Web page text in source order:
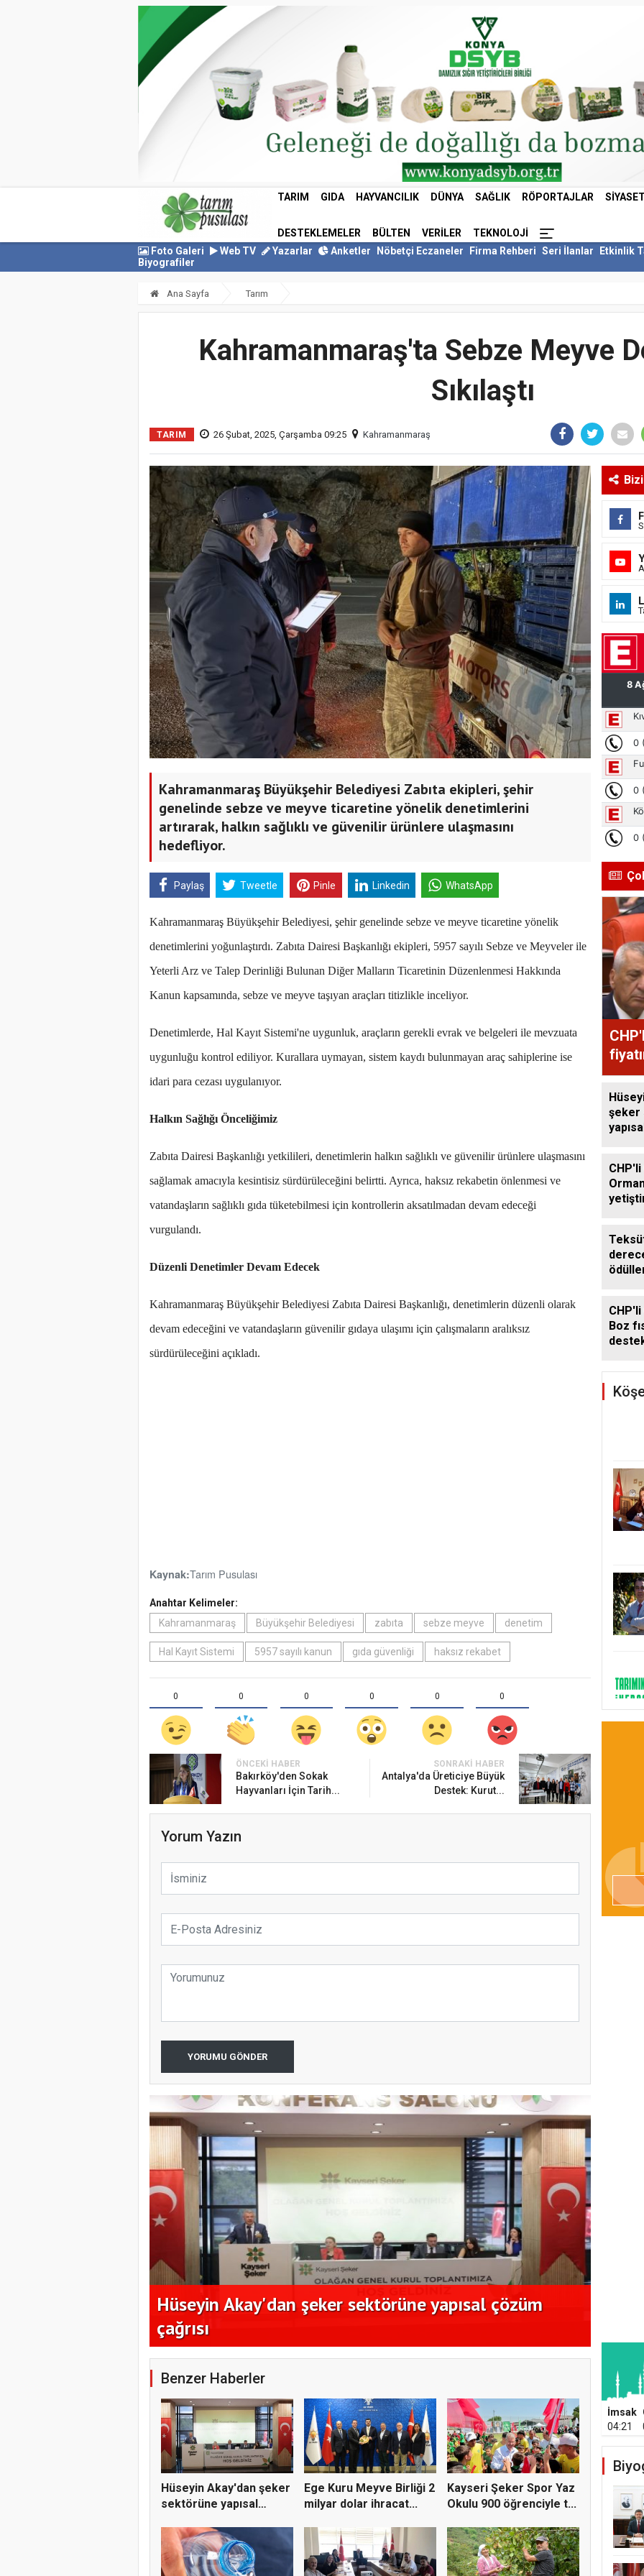
TARIM GIDA HAYVANCILIK DÜNYA SAĞLIK RÖPORTAJLAR SIYASET
DESTEKLEMELER BÜLTEN VERILER
TEKNOLOJI
Foto Galeri
Web TV Yazarlar Anketler Nöbetçi Eczaneler Firma Rehberi Seri İlanlar
Etkinlik
Biyografiler
Ana Sayfa Tarım
Kahramanmaraş'ta Sebze Meyve
Sıkılaştı
TARIM 26 Şubat, 2025, Çarşamba 09:25 Kahramanmaraş
Kahramanmaraş Büyükşehir Belediyesi Zabıta ekipleri, şehir
genelinde sebze ve meyve ticaretine yönelik denetimlerini
artırarak, halkın sağlıklı ve güvenilir ürünlere ulaşmasını
hedefliyor.
Paylaş Tweetle Pinle Linkedin WhatsApp
Kahramanmaraş Büyükşehir Belediyesi, şehir genelinde sebze ve meyve ticaretine yönelik
denetimlerini yoğunlaştırdı. Zabıta Dairesi Başkanlığı ekipleri, 5957 sayılı Sebze ve Meyveler ile
Yeterli Arz ve Talep Derinliği Bulunan Diğer Malların Ticaretinin Düzenlenmesi Hakkında
Kanun kapsamında, sebze ve meyve taşıyan araçları titizlikle inceliyor.
Denetimlerde, Hal Kayıt Sistemi'ne uygunluk, araçların gerekli evrak ve belgeleri ile mevzuata
uygunluğu kontrol ediliyor. Kurallara uymayan, sistem kaydı bulunmayan araç sahiplerine ise
idari para cezası uygulanıyor.
Halkın Sağlığı Önceliğimiz
Zabıta Dairesi Başkanlığı yetkilileri, denetimlerin halkın sağlıklı ve güvenilir ürünlere ulaşmasını
sağlamak amacıyla kesintisiz sürdürüleceğini belirtti. Ayrıca, haksız rekabetin önlenmesi ve
vatandaşların sağlıklı gıda tüketebilmesi için kontrollerin aksatılmadan devam edeceği
vurgulandı.
Düzenli Denetimler Devam Edecek
Kahramanmaraş Büyükşehir Belediyesi Zabıta Dairesi Başkanlığı, denetimlerin düzenli olarak
devam edeceğini ve vatandaşların güvenilir gıdaya ulaşımı için çalışmaların aralıksız
sürdürüleceğini açıkladı.
Kaynak:Tarım Pusulası
Anahtar Kelimeler:
Kahramanmaraş
Büyükşehir Belediyesi zabıta sebze meyve denetim
Hal Kayıt Sistemi 5957 sayılı kanun gıda güvenliği haksız rekabet
0 0 0 0 0 0
ÖNCEKI HABER
Bakırköy'den Sokak
Hayvanları İçin Tarih...
SONRAKI HABER
Antalya'da Üreticiye Büyük
Destek: Kurut...
Yorum Yazın
YORUMU GÖNDER
Hüseyin Akay'dan şeker sektörüne yapısal çözüm
çağrısı
Benzer Haberler
Hüseyin Akay'dan şeker
sektörüne yapısal
Ege Kuru Meyve Birliği 2
milyar dolar ihracat...
Kayseri Şeker Spor Yaz
Okulu 900 öğrenciyle t...
şeker
Boz
İmsak
04:21